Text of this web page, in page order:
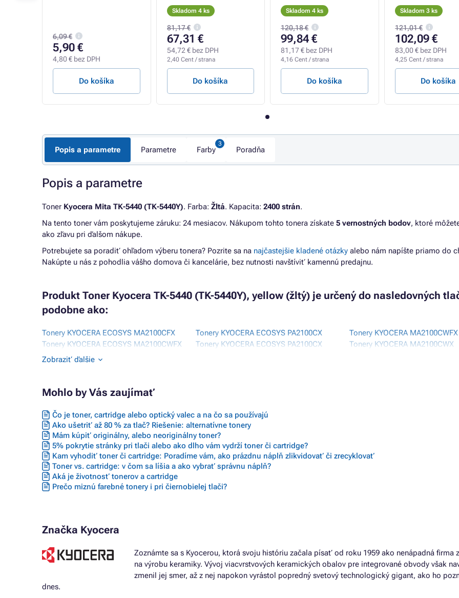
6,09 €
5,90 €
4,80 € bez DPH
Do košíka
Skladom 4 ks
81,17 €
67,31 €
54,72 € bez DPH
2,40 Cent / strana
Do košíka
Skladom 4 ks
120,18 €
99,84 €
81,17 € bez DPH
4,16 Cent / strana
Do košíka
Skladom 3 ks
121,01 €
102,09 €
83,00 € bez DPH
4,25 Cent / strana
Do košíka
Popis a parametre Parametre Farby Poradňa
Popis a parametre
Toner Kyocera Mita TK-5440 (TK-5440Y). Farba: Žltá. Kapacita: 2400 strán.
Na tento toner vám poskytujeme záruku: 24 mesiacov. Nákupom tohto tonera získate 5 vernostných bodov, ktoré
ako zľavu pri ďalšom nákupe.
Potrebujete sa poradiť ohľadom výberu tonera? Pozrite sa na najčastejšie kladené otázky alebo nám napíšte priamo do
Nakúpte u nás z pohodlia vášho domova či kancelárie, bez nutnosti navštíviť kamennú predajnu.
Produkt Toner Kyocera TK-5440 (TK-5440Y), yellow (žltý) je určený do nasledovných
podobne ako:
Tonery KYOCERA ECOSYS MA2100CFX
Tonery KYOCERA ECOSYS MA2100CWFX
Tonery KYOCERA ECOSYS PA2100CWX
Tonery KYOCERA ECOSYS PA2100CX
Tonery KYOCERA ECOSYS PA2100CX
Tonery KYOCERA MA2100CWFX
Tonery KYOCERA MA2100CWX
Zobraziť ďalšie
Mohlo by Vás zaujímať
Čo je toner, cartridge alebo optický valec a na čo sa používajú
Ako ušetriť až 80 % za tlač? Riešenie: alternatívne tonery
Mám kúpiť originálny, alebo neoriginálny toner?
5% pokrytie stránky pri tlači alebo ako dlho vám vydrží toner či cartridge?
Kam vyhodiť toner či cartridge: Poradíme vám, ako prázdnu náplň zlikvidovať či zrecyklovať
Toner vs. cartridge: v čom sa líšia a ako vybrať správnu náplň?
Aká je životnosť tonerov a cartridge
Prečo miznú farebné tonery i pri čiernobielej tlači?
Značka Kyocera
Zoznámte sa s Kyocerou, ktorá svoju históriu začala písať od roku 1959 ako nenápadná firma
na výrobu keramiky. Vývoj viacvrstvových keramických obalov pre integrované obvody však
zmenil jej smer, až z nej napokon vyrástol popredný svetový technologický gigant, ako ho
dnes.